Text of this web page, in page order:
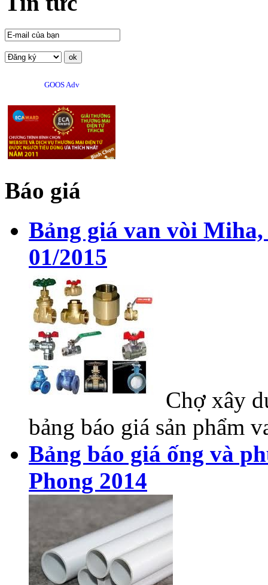
GOOS Adv
Báo giá
Bảng giá van vòi
01/2015
Chợ xây
bảng báo giá sản phẩm
Bảng báo giá ống và
Phong 2014